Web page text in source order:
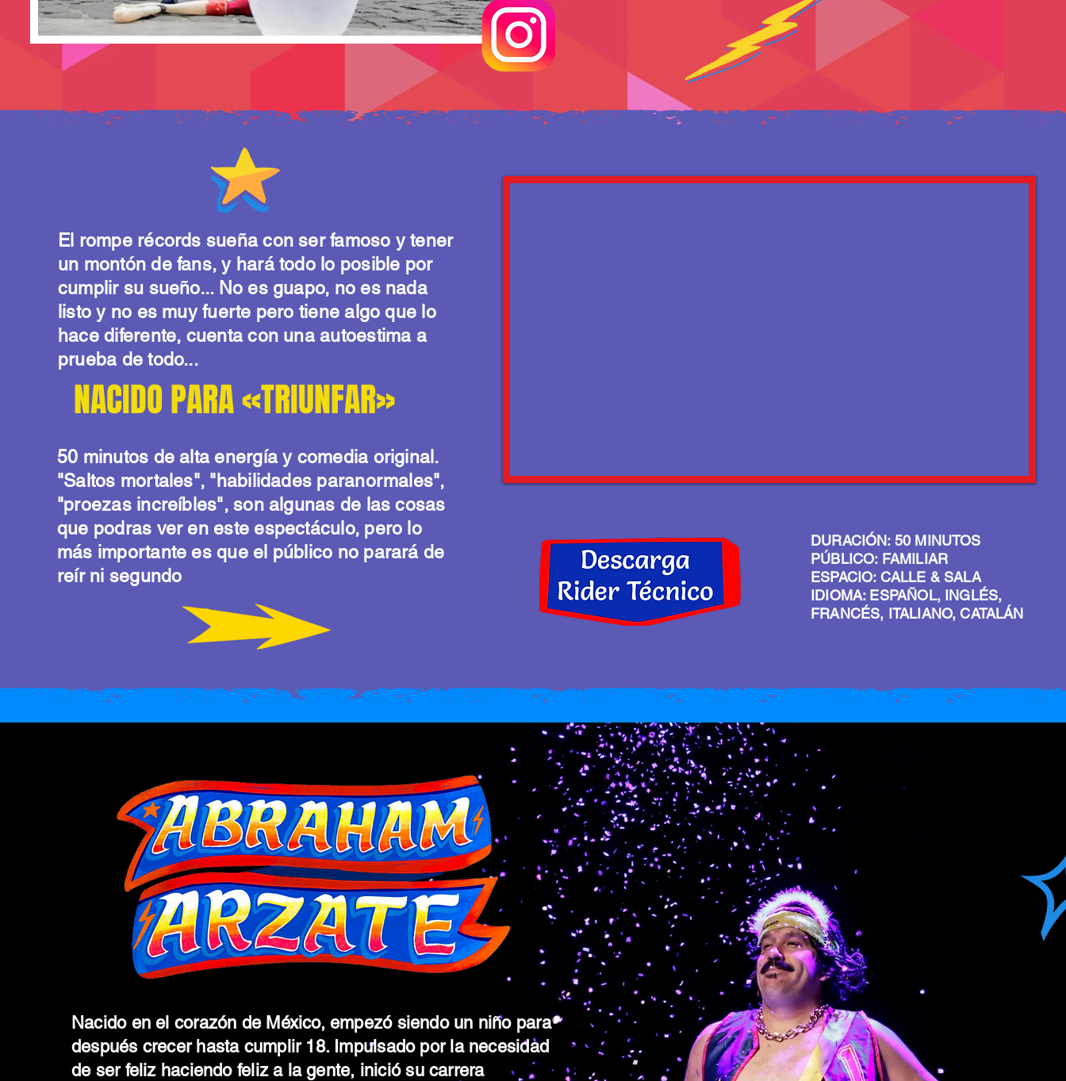
50 minutos de alta energía y comedia original.
"Saltos mortales", "habilidades paranormales",
"proezas increíbles", son algunas de las cosas
que podras ver en este espectáculo, pero lo
más importante es que el público no parará de
reír ni segundo
NACIDO PARA «TRIUNFAR»
El rompe récords sueña con ser famoso y tener
un montón de fans, y hará todo lo posible por
cumplir su sueño... No es guapo, no es nada
listo y no es muy fuerte pero tiene algo que lo
hace diferente, cuenta con una autoestima a
prueba de todo...
DURACIÓN: 50 MINUTOS
PÚBLICO: FAMILIAR
ESPACIO: CALLE & SALA
IDIOMA: ESPAÑOL, INGLÉS,
FRANCÉS, ITALIANO, CATALÁN
Nacido en el corazón de México, empezó siendo un niño para
después crecer hasta cumplir 18. Impulsado por la necesidad
de ser feliz haciendo feliz a la gente, inició su carrera